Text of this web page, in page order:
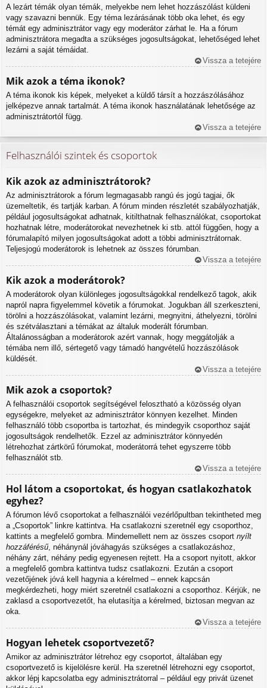
A lezárt témák olyan témák, melyekbe nem lehet hozzászólást küldeni
vagy szavazni bennük. Egy téma lezárásának több oka lehet, és egy
témát egy adminisztrátor vagy egy moderátor zárhat le. Ha a fórum
adminisztrátora megadta a szükséges jogosultságokat, lehetőséged lehet
lezárni a saját témáidat.
Vissza a tetejére
Mik azok a téma ikonok?
A téma ikonok kis képek, melyeket a küldő társít a hozzászólásához
jelképezve annak tartalmát. A téma ikonok használatának lehetősége az
adminisztrátortól függ.
Vissza a tetejére
Felhasználói szintek és csoportok
Kik azok az adminisztrátorok?
Az adminisztrátorok a fórum legmagasabb rangú és jogú tagjai, ők
üzemeltetik, és tartják karban. A fórum minden részletét szabályozhatják,
például jogosultságokat adhatnak, kitilthatnak felhasználókat, csoportokat
hozhatnak létre, moderátorokat nevezhetnek ki stb. attól függően, hogy a
fórumalapító milyen jogosultságokat adott a többi adminisztrátornak.
Teljesjogú moderátorok is lehetnek az összes fórumban.
Vissza a tetejére
Kik azok a moderátorok?
A moderátorok olyan különleges jogosultságokkal rendelkező tagok, akik
napról napra figyelemmel követik a fórumokat. Jogukban áll szerkeszteni,
törölni a hozzászólásokat, valamint lezárni, megnyitni, áthelyezni, törölni
és szétválasztani a témákat az általuk moderált fórumban.
Általánosságban a moderátorok azért vannak, hogy meggátolják a
témába nem illő, sértegető vagy támadó hangvételű hozzászólások
küldését.
Vissza a tetejére
Mik azok a csoportok?
A felhasználói csoportok segítségével felosztható a közösség olyan
egységekre, melyeket az adminisztrátor könnyen kezelhet. Minden
felhasználó több csoportba is tartozhat, és mindegyik csoporthoz saját
jogosultságok rendelhetők. Ezzel az adminisztrátor könnyedén
létrehozhat zártkörű fórumokat, moderátorrá tehet egyszerre több
felhasználót stb.
Vissza a tetejére
Hol látom a csoportokat, és hogyan csatlakozhatok
egyhez?
A fórumon lévő csoportokat a felhasználói vezérlőpultban tekintheted meg
a „Csoportok” linkre kattintva. Ha csatlakozni szeretnél egy csoporthoz,
kattints a megfelelő gombra. Mindemellett nem az összes csoport nyílt
hozzáférésű, néhánynál jóváhagyás szükséges a csatlakozáshoz,
néhány zárt, néhány pedig egyenesen rejtett. Ha a csoport nyitott, akkor
a megfelelő gombra kattintva tudsz csatlakozni. Ezután a csoport
vezetőjének jóvá kell hagynia a kérelmed – ennek kapcsán
megkérdezheti, hogy miért szeretnél csatlakozni a csoporthoz. Kérjük, ne
zaklasd a csoportvezetőt, ha elutasítja a kérelmed, biztosan megvan az
oka.
Vissza a tetejére
Hogyan lehetek csoportvezető?
Amikor az adminisztrátor létrehoz egy csoportot, általában egy
csoportvezető is kijelölésre kerül. Ha szeretnél létrehozni egy csoportot,
akkor lépj kapcsolatba egy adminisztrátorral – például egy privát üzenet